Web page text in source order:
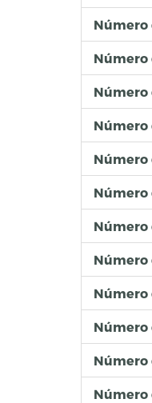
Número
Número
Número
Número
Número
Número
Número
Número
Número
Número
Número
Número